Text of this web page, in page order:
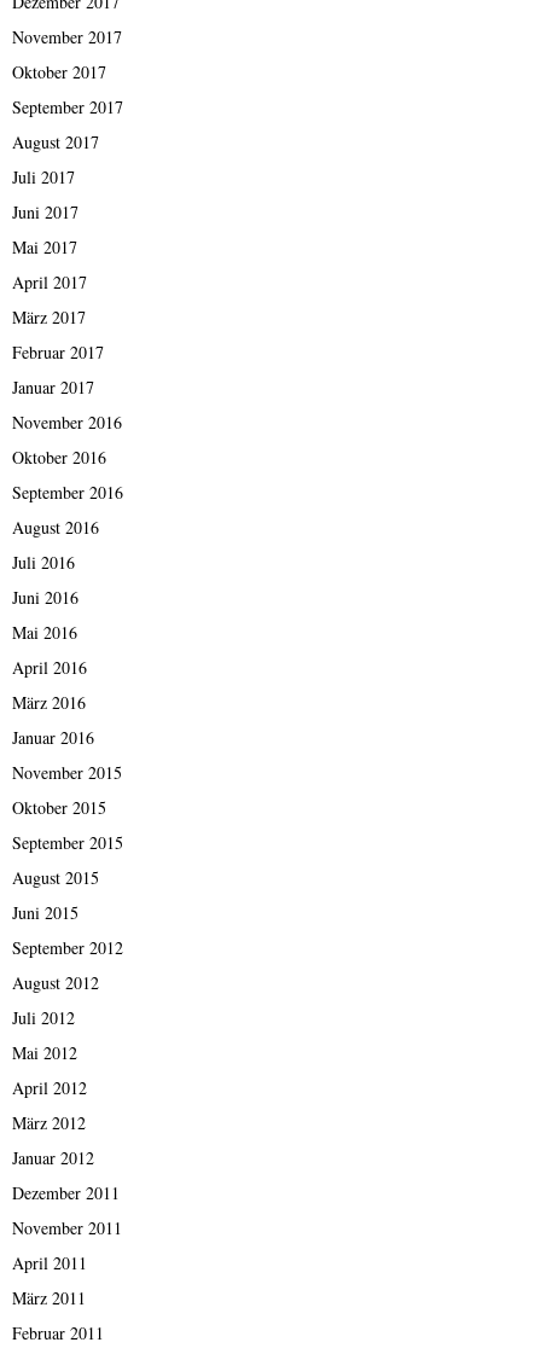
November 2017
Oktober 2017
September 2017
August 2017
Juli 2017
Juni 2017
Mai 2017
April 2017
März 2017
Februar 2017
Januar 2017
November 2016
Oktober 2016
September 2016
August 2016
Juli 2016
Juni 2016
Mai 2016
April 2016
März 2016
Januar 2016
November 2015
Oktober 2015
September 2015
August 2015
Juni 2015
September 2012
August 2012
Juli 2012
Mai 2012
April 2012
März 2012
Januar 2012
Dezember 2011
November 2011
April 2011
März 2011
Februar 2011